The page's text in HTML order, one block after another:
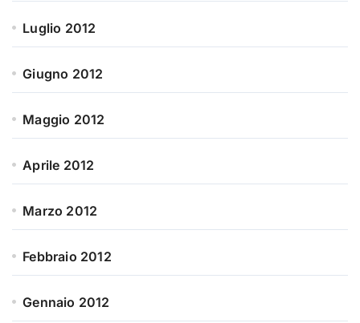
Luglio 2012
Giugno 2012
Maggio 2012
Aprile 2012
Marzo 2012
Febbraio 2012
Gennaio 2012